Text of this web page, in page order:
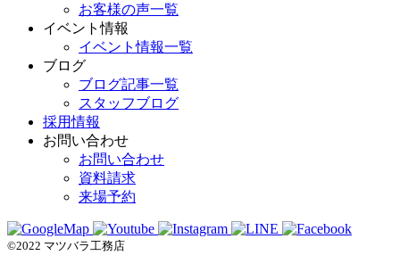
お客様の声一覧
イベント情報
イベント情報一覧
ブログ
ブログ記事一覧
スタッフブログ
採用情報
お問い合わせ
お問い合わせ
資料請求
来場予約
©2022 マツバラ工務店